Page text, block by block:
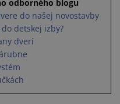
odborného blogu
do našej novostavby
detskej izby?
dverí